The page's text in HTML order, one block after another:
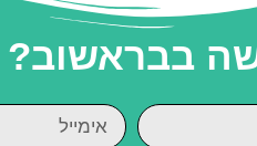
בבראשוב?